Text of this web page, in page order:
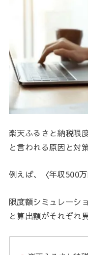
楽天ふるさと納税限
と言われる原因と対
例えば、〈年収500
限度額シミュレーシ
と算出額がそれぞれ